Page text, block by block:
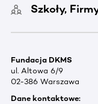
Szkoły,
Fundacja DKMS
ul. Altowa 6/9
02-386 Warszawa
Dane kontaktowe: